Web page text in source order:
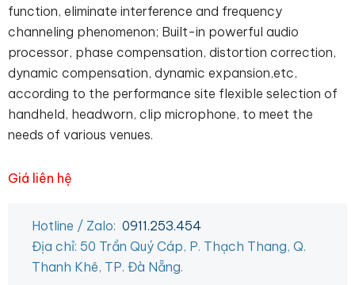
function, eliminate interference and frequency
channeling phenomenon; Built-in powerful audio
processor, phase compensation, distortion correction,
dynamic compensation, dynamic expansion,etc,
according to the performance site flexible selection of
handheld, headworn, clip microphone, to meet the
needs of various venues.
Giá liên hệ
Hotline / Zalo: 0911.253.454
Địa chỉ: 50 Trần Quý Cáp, P. Thạch Thang, Q.
Thanh Khê, TP. Đà Nẵng.